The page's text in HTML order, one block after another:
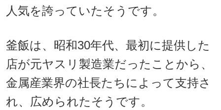
人気を誇っていたそうです。
釜飯は、昭和30年代、最初に提供した
店が元ヤスリ製造業だったことから、
金属産業界の社長たちによって支持さ
れ、広められたそうです。